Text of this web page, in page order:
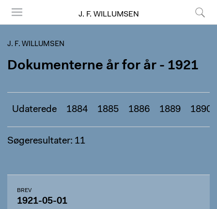
J. F. WILLUMSEN
J. F. WILLUMSEN
Dokumenterne år for år - 1921
Udaterede 1884 1885 1886 1889 1890
Søgeresultater: 11
BREV
1921-05-01